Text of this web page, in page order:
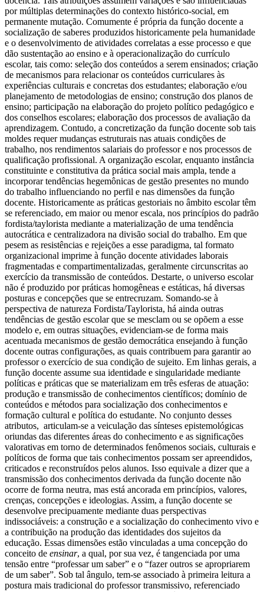
por múltiplas determinações do contexto histórico-social, em
permanente mutação. Comumente é própria da função docente a
socialização de saberes produzidos historicamente pela humanidade
e o desenvolvimento de atividades correlatas a esse processo e que
dão sustentação ao ensino e à operacionalização do currículo
escolar, tais como: seleção dos conteúdos a serem ensinados; criação
de mecanismos para relacionar os conteúdos curriculares às
experiências culturais e concretas dos estudantes; elaboração e/ou
planejamento de metodologias de ensino; construção dos planos de
ensino; participação na elaboração do projeto político pedagógico e
dos conselhos escolares; elaboração dos processos de avaliação da
aprendizagem. Contudo, a concretização da função docente sob tais
moldes requer mudanças estruturais nas atuais condições de
trabalho, nos rendimentos salariais do professor e nos processos de
qualificação profissional. A organização escolar, enquanto instância
constituinte e constitutiva da prática social mais ampla, tende a
incorporar tendências hegemônicas de gestão presentes no mundo
do trabalho influenciando no perfil e nas dimensões da função
docente. Historicamente as práticas gestoriais no âmbito escolar têm
se referenciado, em maior ou menor escala, nos princípios do padrão
fordista/taylorista mediante a materialização de uma tendência
autocrática e centralizadora na divisão social do trabalho. Em que
pesem as resistências e rejeições a esse paradigma, tal formato
organizacional imprime à função docente atividades laborais
fragmentadas e compartimentalizadas, geralmente circunscritas ao
exercício da transmissão de conteúdos. Destarte, o universo escolar
não é produzido por práticas homogêneas e estáticas, há diversas
posturas e concepções que se entrecruzam. Somando-se à
perspectiva de natureza Fordista/Taylorista, há ainda outras
tendências de gestão escolar que se mesclam ou se opõem a esse
modelo e, em outras situações, evidenciam-se de forma mais
acentuada mecanismos de gestão democrática ensejando à função
docente outras configurações, as quais contribuem para garantir ao
professor o exercício de sua condição de sujeito. Em linhas gerais, a
função docente assume sua identidade e singularidade mediante
políticas e práticas que se materializam em três esferas de atuação:
produção e transmissão de conhecimentos científicos; domínio de
conteúdos e métodos para socialização dos conhecimentos e
formação cultural e política do estudante. No conjunto desses
atributos, articulam-se a veiculação das sínteses epistemológicas
oriundas das diferentes áreas do conhecimento e as significações
valorativas em torno de determinados fenômenos sociais, culturais e
políticos de forma que tais conhecimentos possam ser apreendidos,
criticados e reconstruídos pelos alunos. Isso equivale a dizer que a
transmissão dos conhecimentos derivada da função docente não
ocorre de forma neutra, mas está ancorada em princípios, valores,
crenças, concepções e ideologias. Assim, a função docente se
desenvolve precipuamente mediante duas perspectivas
indissociáveis: a construção e a socialização do conhecimento vivo e
a contribuição na produção das identidades dos sujeitos da
educação. Essas dimensões estão vinculadas a uma concepção do
conceito de ensinar, a qual, por sua vez, é tangenciada por uma
tensão entre “professar um saber” e o “fazer outros se apropriarem
de um saber”. Sob tal ângulo, tem-se associado à primeira leitura a
postura mais tradicional do professor transmissivo, referenciado